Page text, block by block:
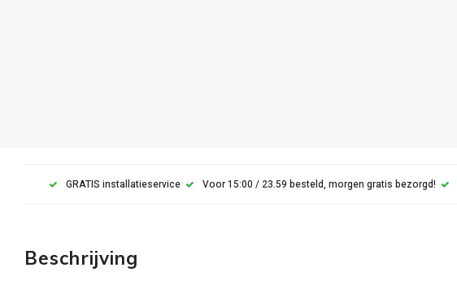
GRATIS installatieservice Voor 15:00 / 23.59 besteld, morgen gratis bezorgd!
Beschrijving